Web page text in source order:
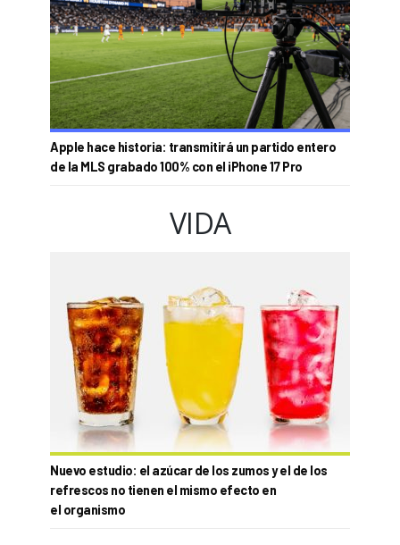
Apple hace historia: transmitirá un partido entero
de la MLS grabado 100% con el iPhone 17 Pro
VIDA
Nuevo estudio: el azúcar de los zumos y el de los
refrescos no tienen el mismo efecto en
el organismo